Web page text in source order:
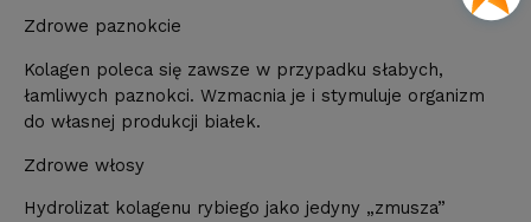
Zdrowe paznokcie
Kolagen poleca się zawsze w przypadku słabych,
łamliwych paznokci. Wzmacnia je i stymuluje organizm
do własnej produkcji białek.
Zdrowe włosy
Hydrolizat kolagenu rybiego jako jedyny „zmusza”